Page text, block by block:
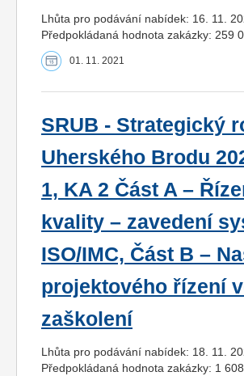
Lhůta pro podávání nabídek: 16. 11.
Předpokládaná hodnota zakázky: 259
01. 11. 2021
SRUB - Strategický
Uherského Brodu
1, KA 2 Část A –
kvality – zavedení
ISO/IMC, Část B –
projektového řízení
zaškolení
Lhůta pro podávání nabídek: 18. 11.
Předpokládaná hodnota zakázky: 1